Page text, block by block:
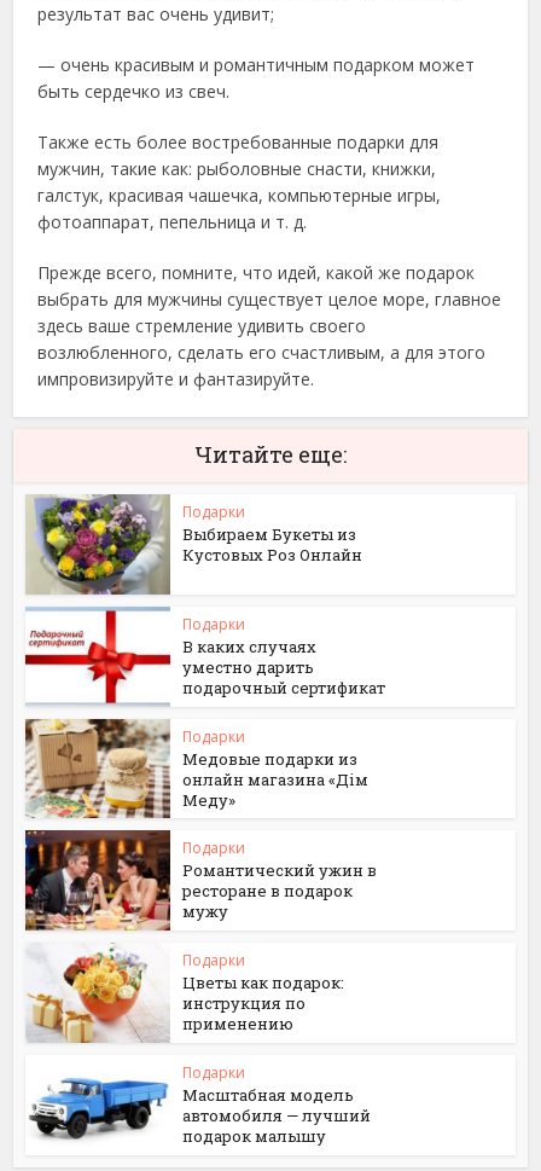
результат вас очень удивит;
— очень красивым и романтичным подарком может
быть сердечко из свеч.
Также есть более востребованные подарки для
мужчин, такие как: рыболовные снасти, книжки,
галстук, красивая чашечка, компьютерные игры,
фотоаппарат, пепельница и т. д.
Прежде всего, помните, что идей, какой же подарок
выбрать для мужчины существует целое море, главное
здесь ваше стремление удивить своего
возлюбленного, сделать его счастливым, а для этого
импровизируйте и фантазируйте.
Читайте еще:
Подарки
Выбираем Букеты из
Кустовых Роз Онлайн
Подарки
В каких случаях
уместно дарить
подарочный сертификат
Подарки
Медовые подарки из
онлайн магазина «Дім
Меду»
Подарки
Романтический ужин в
ресторане в подарок
мужу
Подарки
Цветы как подарок:
инструкция по
применению
Подарки
Масштабная модель
автомобиля — лучший
подарок малышу